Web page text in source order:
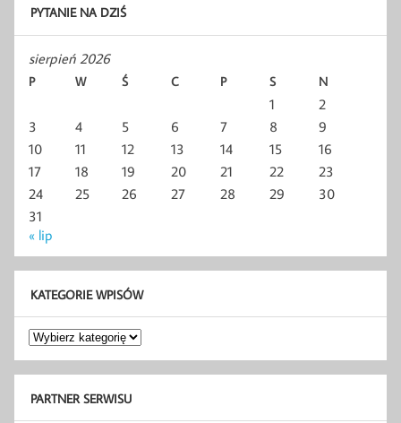
PYTANIE NA DZIŚ
sierpień 2026
P W Ś C P S N
1
2
3
4 5 6 7 8
9
10
11 12 13 14 15
16
17
18 19 20 21 22
23
24
25 26 27 28 29
30
31
« lip
KATEGORIE WPISÓW
Kategorie
wpisów
PARTNER SERWISU